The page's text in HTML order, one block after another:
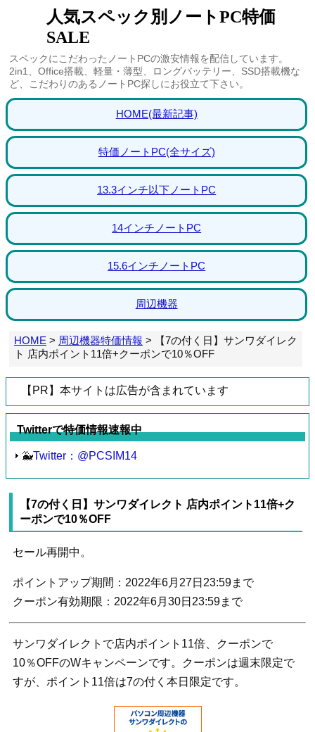
人気スペック別ノートPC特価
SALE
スペックにこだわったノートPCの激安情報を配信しています。
2in1、Office搭載、軽量・薄型、ロングバッテリー、SSD搭載機な
ど、こだわりのあるノートPC探しにお役立て下さい。
HOME(最新記事)
特価ノートPC(全サイズ)
13.3インチ以下ノートPC
14インチノートPC
15.6インチノートPC
周辺機器
HOME > 周辺機器特価情報 >
【7の付く日】サンワダイレク
ト 店内ポイント11倍+クーポンで10％OFF
【PR】本サイトは広告が含まれています
Twitterで特価情報速報中
🐳Twitter：@PCSIM14
【7の付く日】サンワダイレクト 店内ポイント11倍+ク
ーポンで10％OFF
セール再開中。
ポイントアップ期間：2022年6月27日23:59まで
クーポン有効期限：2022年6月30日23:59まで
サンワダイレクトで店内ポイント11倍、クーポンで
10％OFFのWキャンペーンです。クーポンは週末限定で
すが、ポイント11倍は7の付く本日限定です。